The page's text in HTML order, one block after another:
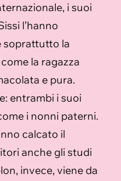
i suoi
l’hanno
soprattutto la
la ragazza
e pura.
entrambi i suoi
i nonni paterni.
calcato il
anche gli studi
invece, viene da